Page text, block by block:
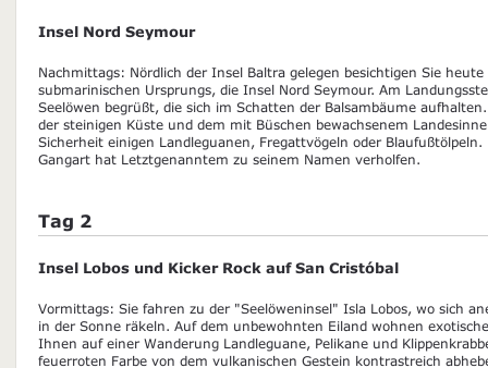
Insel Nord Seymour
Nachmittags: Nördlich der Insel Baltra gelegen besichtigen Sie
submarinischen Ursprungs, die Insel Nord Seymour. Am
Seelöwen begrüßt, die sich im Schatten der Balsambäume
der steinigen Küste und dem mit Büschen bewachsenem
Sicherheit einigen Landleguanen, Fregattvögeln oder
Gangart hat Letztgenanntem zu seinem Namen verholfen.
Tag 2
Insel Lobos und Kicker Rock auf San Cristóbal
Vormittags: Sie fahren zu der "Seelöweninsel" Isla Lobos, wo sich
in der Sonne räkeln. Auf dem unbewohnten Eiland wohnen
Ihnen auf einer Wanderung Landleguane, Pelikane und
feuerroten Farbe von dem vulkanischen Gestein kontrastreich